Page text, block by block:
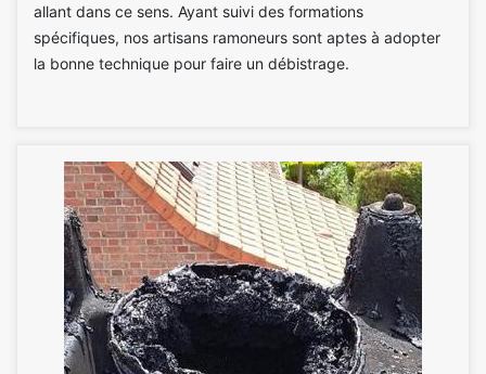
allant dans ce sens. Ayant suivi des formations
spécifiques, nos artisans ramoneurs sont aptes à adopter
la bonne technique pour faire un débistrage.